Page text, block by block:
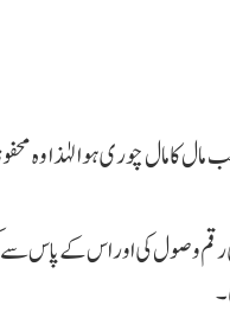
مال کا مال چوری ہوا لہٰذا وہ
وصول کی اور اس کے پاس سے